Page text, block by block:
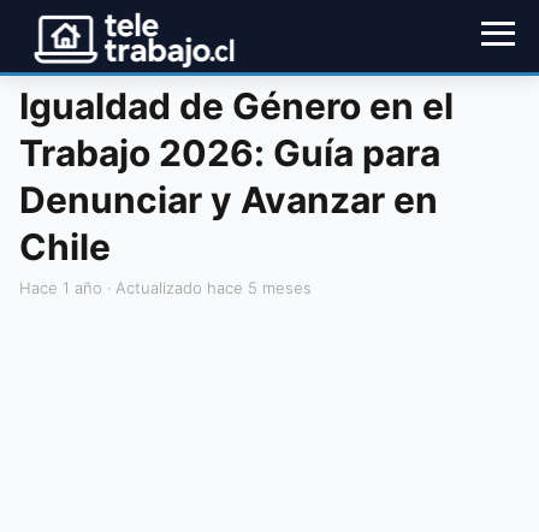
Igualdad de Género en el
Trabajo 2026: Guía para
Denunciar y Avanzar en
Chile
hace 1 año · Actualizado hace 5 meses